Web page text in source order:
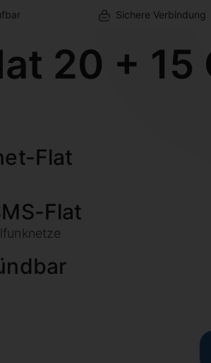
Sichere Verbindung
20 + 15
Flat
Flat